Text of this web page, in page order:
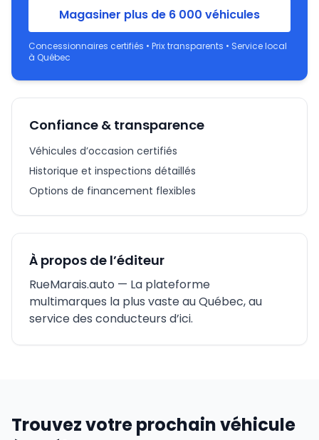
Magasiner plus de 6 000 véhicules
Concessionnaires certifiés • Prix transparents • Service local
à Québec
Confiance & transparence
Véhicules d’occasion certifiés
Historique et inspections détaillés
Options de financement flexibles
À propos de l’éditeur
RueMarais.auto — La plateforme
multimarques la plus vaste au Québec, au
service des conducteurs d’ici.
Trouvez votre prochain véhicule